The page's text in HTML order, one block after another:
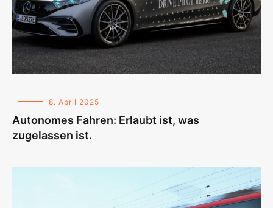
8. April 2025
Autonomes Fahren: Erlaubt ist, was
zugelassen ist.